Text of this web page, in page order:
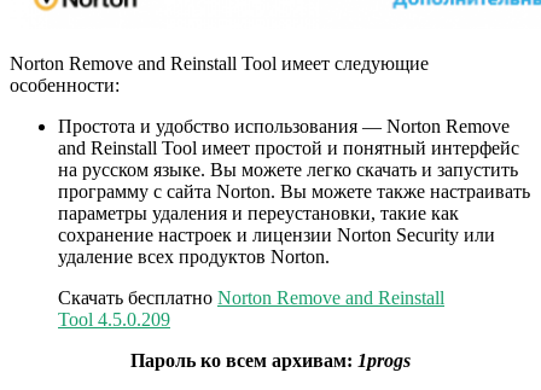
Norton Remove and Reinstall Tool имеет следующие
особенности:
Простота и удобство использования — Norton Remove
and Reinstall Tool имеет простой и понятный интерфейс
на русском языке. Вы можете легко скачать и запустить
программу с сайта Norton. Вы можете также настраивать
параметры удаления и переустановки, такие как
сохранение настроек и лицензии Norton Security или
удаление всех продуктов Norton.
Скачать бесплатно Norton Remove and Reinstall
Tool 4.5.0.209
Пароль ко всем архивам: 1progs